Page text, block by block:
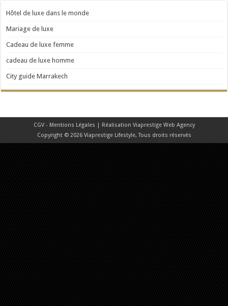
Hôtel de luxe dans le monde
Mariage de luxe
Cadeau de luxe femme
cadeau de luxe homme
City guide Marrakech
CGV - Mentions Légales | Réalisation Viaprestige Web Agency
Copyright © 2026 Viaprestige Lifestyle, Tous droits réservés